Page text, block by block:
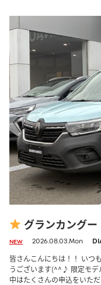
グランカング
NEW 2026.08.03.Mon
皆さんこんにちは！！ いつ
うございます(^^♪ 限定モ
中はたくさんの申込をいた